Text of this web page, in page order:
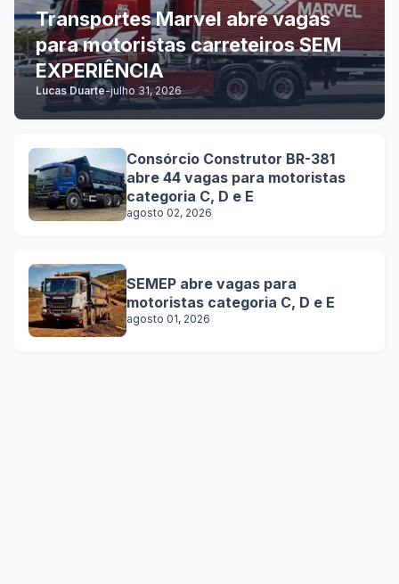
Transportes Marvel abre vagas
para motoristas carreteiros SEM
EXPERIÊNCIA
Lucas Duarte-julho 31, 2026
Consórcio Construtor BR-381
abre 44 vagas para motoristas
categoria C, D e E
agosto 02, 2026
SEMEP abre vagas para
motoristas categoria C, D e E
agosto 01, 2026